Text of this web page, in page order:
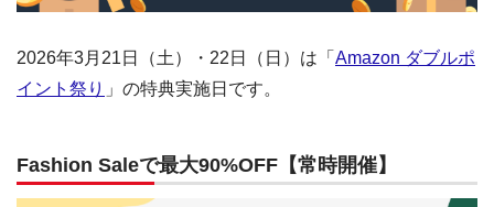
2026年3月21日（土）・22日（日）は「 Amazon ダブルポ
イント祭り 」の特典実施日です。
Fashion Saleで最大90%OFF【常時開催】